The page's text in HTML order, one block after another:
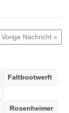
Vorige Nachricht »
Faltbootwerft
Rosenheimer